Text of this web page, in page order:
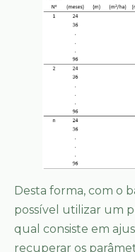
Desta forma, com o
possível utilizar um
qual consiste em
recuperar os